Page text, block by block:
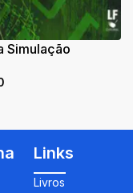
Simulação
Links
Livros